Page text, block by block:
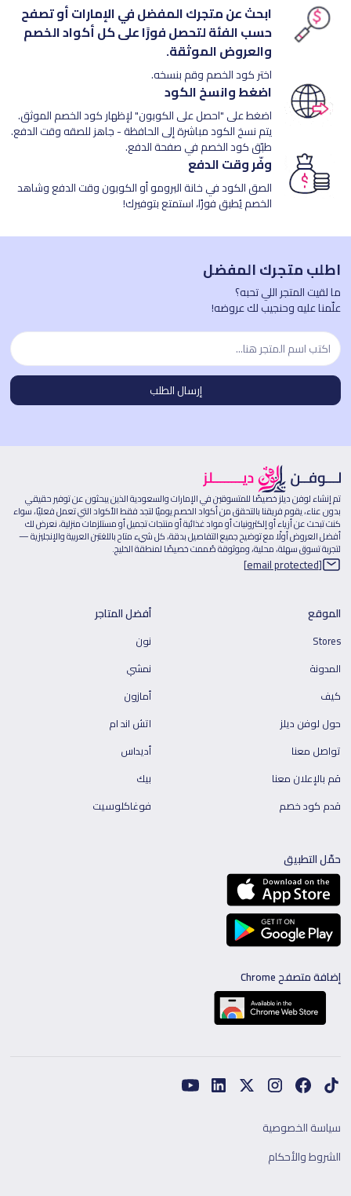
ابحث عن متجرك المفضل في الإمارات أو تصفح
حسب الفئة لتحصل فورًا على كل أكواد الخصم
والعروض الموثقة.
اختر كود الخصم وقم بنسخه.
اضغط وانسخ الكود
اضغط على "احصل على الكوبون" لإظهار كود الخصم الموثق.
يتم نسخ الكود مباشرة إلى الحافظة - جاهز للصقه وقت الدفع.
طبّق كود الخصم في صفحة الدفع.
وفّر وقت الدفع
الصق الكود في خانة البرومو أو الكوبون وقت الدفع وشاهد
الخصم يُطبق فورًا، استمتع بتوفيرك!
اطلب متجرك المفضل
ما لقيت المتجر اللي تحبه؟
علّمنا عليه وحنجيب لك عروضه!
تم إنشاء لوفن ديلز خصيصًا للمتسوقين في الإمارات والسعودية الذين يبحثون عن توفير حقيقي
بدون عناء، يقوم فريقنا بالتحقق من أكواد الخصم يوميًا لتجد فقط الأكواد التي تعمل فعليًا، سواء
كنت تبحث عن أزياء أو إلكترونيات أو مواد غذائية أو منتجات تجميل أو مستلزمات منزلية، نعرض لك
أفضل العروض أولًا مع توضيح جميع التفاصيل بدقة، كل شيء متاح باللغتين العربية والإنجليزية —
لتجربة تسوق سهلة، محلية، وموثوقة صُممت خصيصًا لمنطقة الخليج.
[email protected]
الموقع
Stores
المدونة
كيف
حول لوفن ديلز
تواصل معنا
قم بالإعلان معنا
قدم كود خصم
أفضل المتاجر
نون
نمشي
أمازون
اتش اند ام
أديداس
بيك
فوغاكلوسيت
حمّل التطبيق
إضافة متصفح Chrome
سياسة الخصوصية
الشروط والأحكام